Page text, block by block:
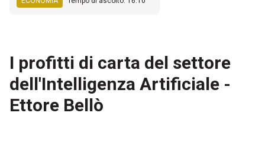
I profitti di carta del settore
dell'Intelligenza Artificiale -
Ettore Bellò